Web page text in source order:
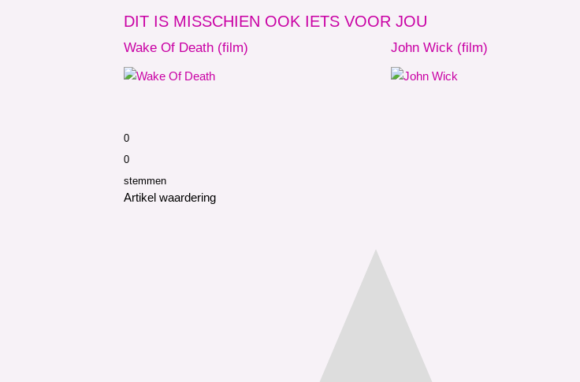
DIT IS MISSCHIEN OOK IETS VOOR JOU
Wake Of Death (film) John Wick (film)
0
0
stemmen
Artikel waardering